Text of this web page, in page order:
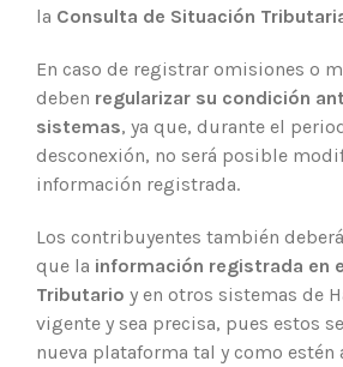
la Consulta de Situación
En caso de registrar omisiones o
deben regularizar su condición
sistemas, ya que, durante el
desconexión, no será posible
información registrada.
Los contribuyentes también
que la información registrada en
Tributario y en otros sistemas de
vigente y sea precisa, pues estos
nueva plataforma tal y como estén